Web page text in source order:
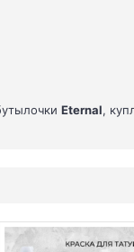
Eternal,